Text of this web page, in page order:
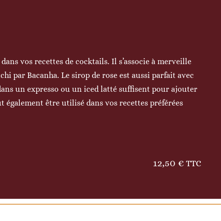
vos recettes de cocktails. Il s’associe à merveille
par Bacanha. Le sirop de rose est aussi parfait avec
un expresso ou un iced latté suffisent pour ajouter
être utilisé dans vos recettes préférées
12,50 € TTC